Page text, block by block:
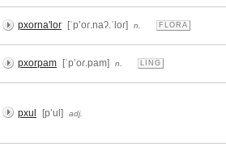
pxorna'lor [ˈpʼoɾ.naʔ.ˈloɾ] n. FLORA
pxorpam [ˈpʼoɾ.pam] n. LING
pxul [pʼul] adj.